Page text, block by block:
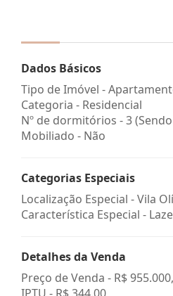
Dados Básicos
Tipo de Imóvel -
Categoria - Residencial
Nº de dormitórios - 3
Mobiliado - Não
Categorias Especiais
Localização Especial - Vila
Característica Especial -
Detalhes da Venda
Preço de Venda - R$